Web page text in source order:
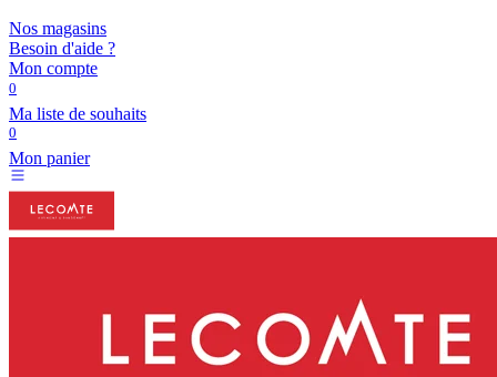
Nos magasins
Besoin d'aide ?
Mon compte
0
Ma liste de souhaits
0
Mon panier